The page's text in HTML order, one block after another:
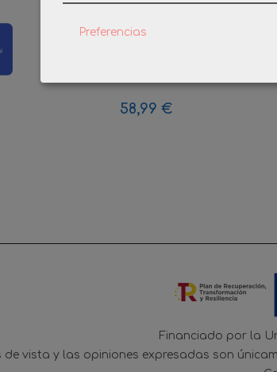
58,99 €
Financiado por la
vista y las opiniones expresadas son
Preferencias